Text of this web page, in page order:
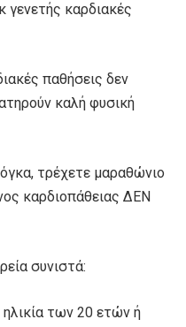
γενετής καρδιακές
παθήσεις δεν
καλή φυσική
τρέχετε μαραθώνιο
καρδιοπάθειας ΔΕΝ
συνιστά:
των 20 ετών ή